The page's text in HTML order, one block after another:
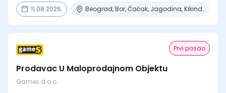
11.08.2026. Beograd, Bor, Čačak, Jagodina, Kikinda + 23 mesta | Terenski rad
Prvi posao
Prodavac U Maloprodajnom Objektu
Games d.o.o.